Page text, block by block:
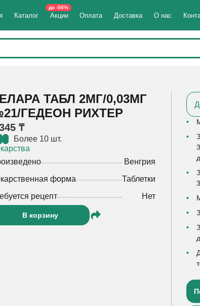
Каталог Акции
до -50%
Оплата Доставка О нас
ТАБЛ 2МГ/0,03МГ
ГЕДЕОН РИХТЕР
₸
Более 10 шт.
Венгрия
форма
Таблетки
рецепт
Нет
В корзину